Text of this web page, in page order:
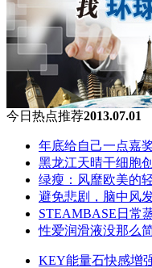
今日热点推荐2013.07.01
年底给自己一点嘉
黑龙江天晴干细胞
绿瘦：风靡欧美的
避免悲剧，脑中风
STEAMBASE日常
性爱润滑液没那么
KEY能量石快感增